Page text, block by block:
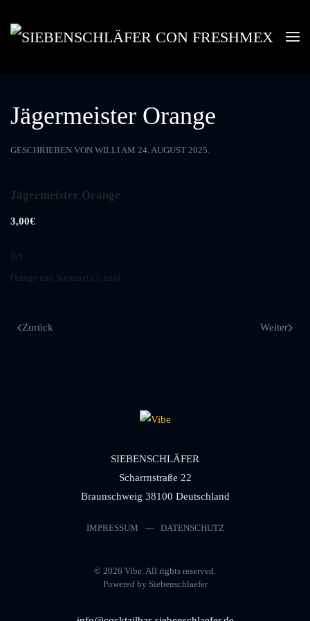
Skip to main content
Jägermeister Orange
GESCHRIEBEN VON WILLIAM 24. AUGUST 2025.
Jägermeister Orange
3,00€
2cl
Orange und Sommerlich mild
Zurück Weiter
SIEBENSCHLÄFER
Scharrnstraße 22
Braunschweig 38100 Deutschland
IMPRESSUM DATENSCHUTZ
© 2026 Vibe. All rights reserved.
Powered by Siebenschlaefer